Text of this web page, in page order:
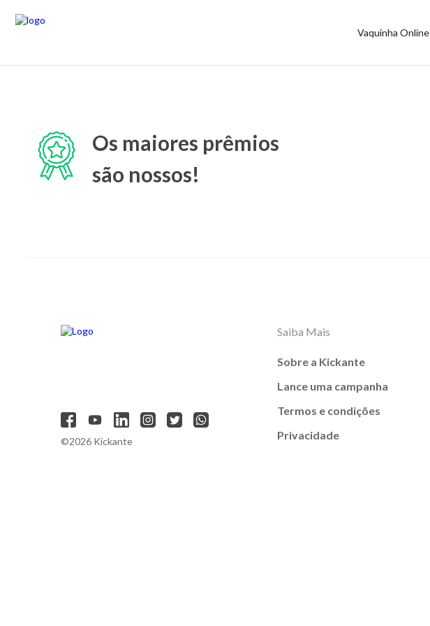
Vaquinha Online
Os maiores prêmios
são nossos!
©2026 Kickante
Saiba Mais
Sobre a Kickante
Lance uma campanha
Termos e condições
Privacidade